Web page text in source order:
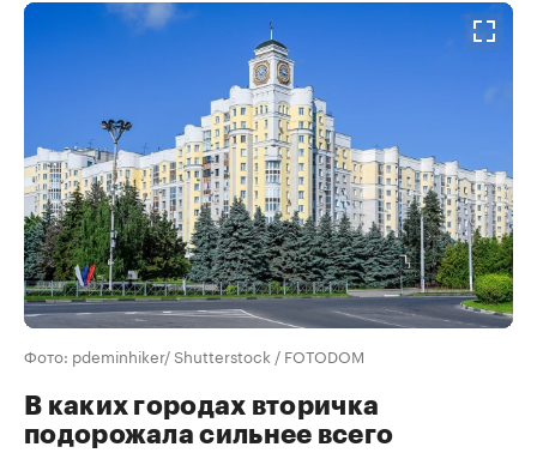
Фото: pdeminhiker/ Shutterstock / FOTODOM
В каких городах вторичка
подорожала сильнее всего